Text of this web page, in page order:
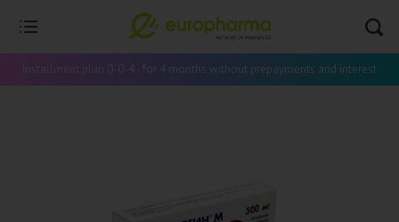
Installment plan 0-0-4 - for 4 months without prepayments and interest